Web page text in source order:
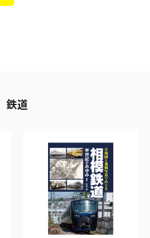
鉄道